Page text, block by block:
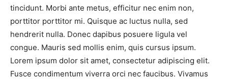
tincidunt. Morbi ante metus, efficitur nec enim non,
porttitor porttitor mi. Quisque ac luctus nulla, sed
hendrerit nulla. Donec dapibus posuere ligula vel
congue. Mauris sed mollis enim, quis cursus ipsum.
Lorem ipsum dolor sit amet, consectetur adipiscing elit.
Fusce condimentum viverra orci nec faucibus. Vivamus